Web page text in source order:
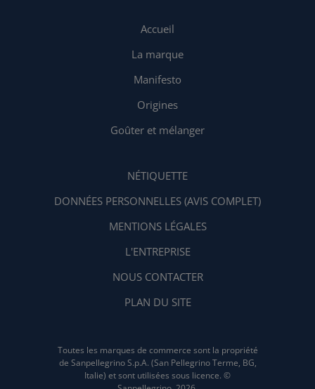
Accueil
La marque
Manifesto
Origines
Goûter et mélanger
NÉTIQUETTE
DONNÉES PERSONNELLES (AVIS COMPLET)
MENTIONS LÉGALES
L'ENTREPRISE
NOUS CONTACTER
PLAN DU SITE
Toutes les marques de commerce sont la propriété
de Sanpellegrino S.p.A. (San Pellegrino Terme, BG,
Italie) et sont utilisées sous licence. ©